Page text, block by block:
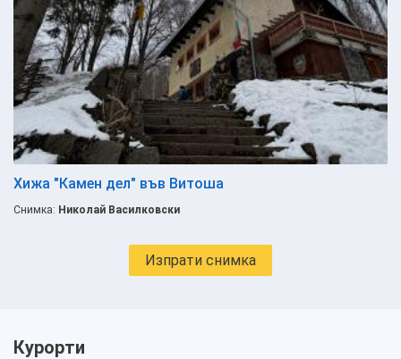
Хижа "Камен дел" във Витоша
Снимка: Николай Василковски
Изпрати снимка
Курорти